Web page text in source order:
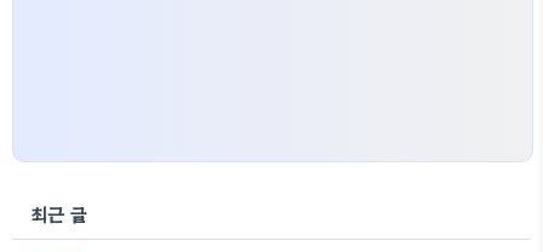
최근 글